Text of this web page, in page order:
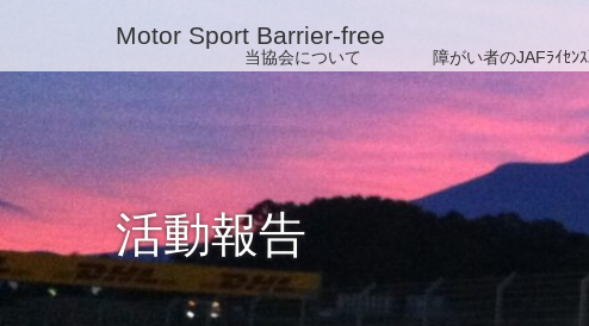
Motor Sport Barrier-free
当協会について 障がい者のJAFﾗｲｾﾝ
活動報告